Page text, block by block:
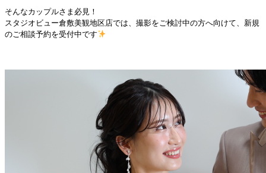
そんなカップルさま必見！
スタジオビュー倉敷美観地区店では、撮影をご検討中の方へ向けて、新規
のご相談予約を受付中です